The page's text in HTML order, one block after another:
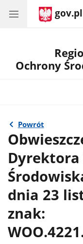
gov.pl
Ochrony
Powrót
dnia 23
znak: